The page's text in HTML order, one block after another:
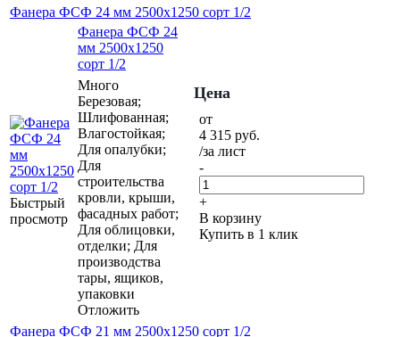
Фанера ФСФ 24 мм 2500х1250 сорт 1/2
Быстрый
просмотр
Фанера ФСФ 24
мм 2500х1250
сорт 1/2
Много
Березовая;
Шлифованная;
Влагостойкая;
Для опалубки;
Для
строительства
кровли, крыши,
фасадных работ;
Для облицовки,
отделки; Для
производства
тары, ящиков,
упаковки
Отложить
Цена
от
4 315 руб.
/за лист
-
+
В корзину
Купить в 1 клик
Фанера ФСФ 21 мм 2500х1250 сорт 1/2